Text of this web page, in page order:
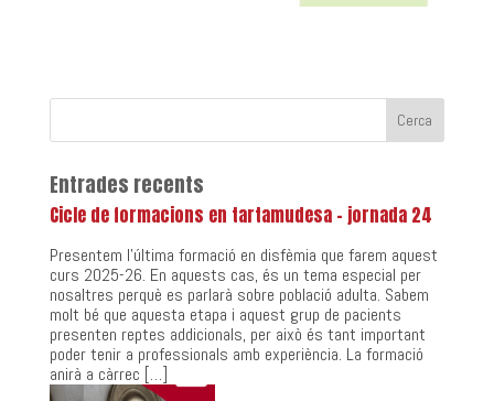
Entrades recents
Cicle de formacions en tartamudesa – jornada 24
Presentem l’última formació en disfèmia que farem aquest
curs 2025-26. En aquests cas, és un tema especial per
nosaltres perquè es parlarà sobre població adulta. Sabem
molt bé que aquesta etapa i aquest grup de pacients
presenten reptes addicionals, per això és tant important
poder tenir a professionals amb experiència. La formació
anirà a càrrec […]